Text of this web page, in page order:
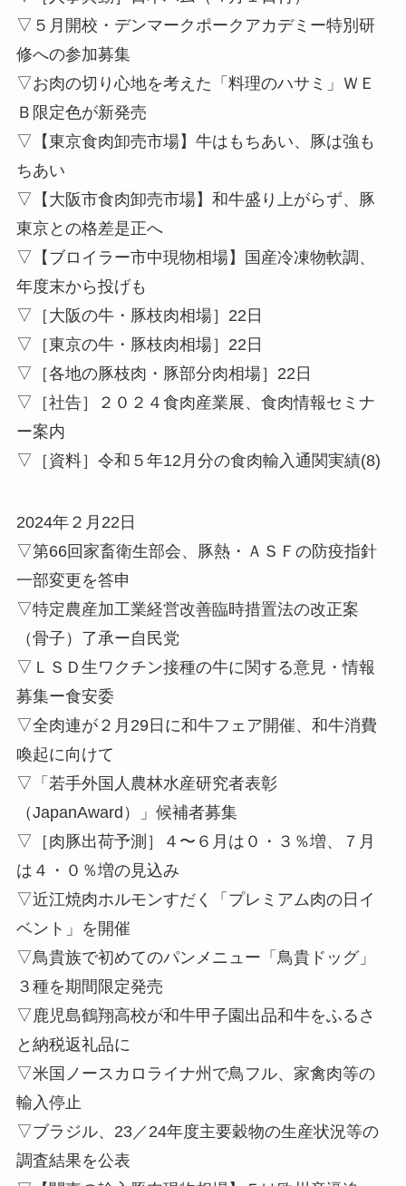
▽５月開校・デンマークポークアカデミー特別研
修への参加募集
▽お肉の切り心地を考えた「料理のハサミ」ＷＥ
Ｂ限定色が新発売
▽【東京食肉卸売市場】牛はもちあい、豚は強も
ちあい
▽【大阪市食肉卸売市場】和牛盛り上がらず、豚
東京との格差是正へ
▽【ブロイラー市中現物相場】国産冷凍物軟調、
年度末から投げも
▽［大阪の牛・豚枝肉相場］22日
▽［東京の牛・豚枝肉相場］22日
▽［各地の豚枝肉・豚部分肉相場］22日
▽［社告］２０２４食肉産業展、食肉情報セミナ
ー案内
▽［資料］令和５年12月分の食肉輸入通関実績(8)
2024年２月22日
▽第66回家畜衛生部会、豚熱・ＡＳＦの防疫指針
一部変更を答申
▽特定農産加工業経営改善臨時措置法の改正案
（骨子）了承ー自民党
▽ＬＳＤ生ワクチン接種の牛に関する意見・情報
募集ー食安委
▽全肉連が２月29日に和牛フェア開催、和牛消費
喚起に向けて
▽「若手外国人農林水産研究者表彰
（JapanAward）」候補者募集
▽［肉豚出荷予測］４〜６月は０・３％増、７月
は４・０％増の見込み
▽近江焼肉ホルモンすだく「プレミアム肉の日イ
ベント」を開催
▽鳥貴族で初めてのパンメニュー「鳥貴ドッグ」
３種を期間限定発売
▽鹿児島鶴翔高校が和牛甲子園出品和牛をふるさ
と納税返礼品に
▽米国ノースカロライナ州で鳥フル、家禽肉等の
輸入停止
▽ブラジル、23／24年度主要穀物の生産状況等の
調査結果を公表